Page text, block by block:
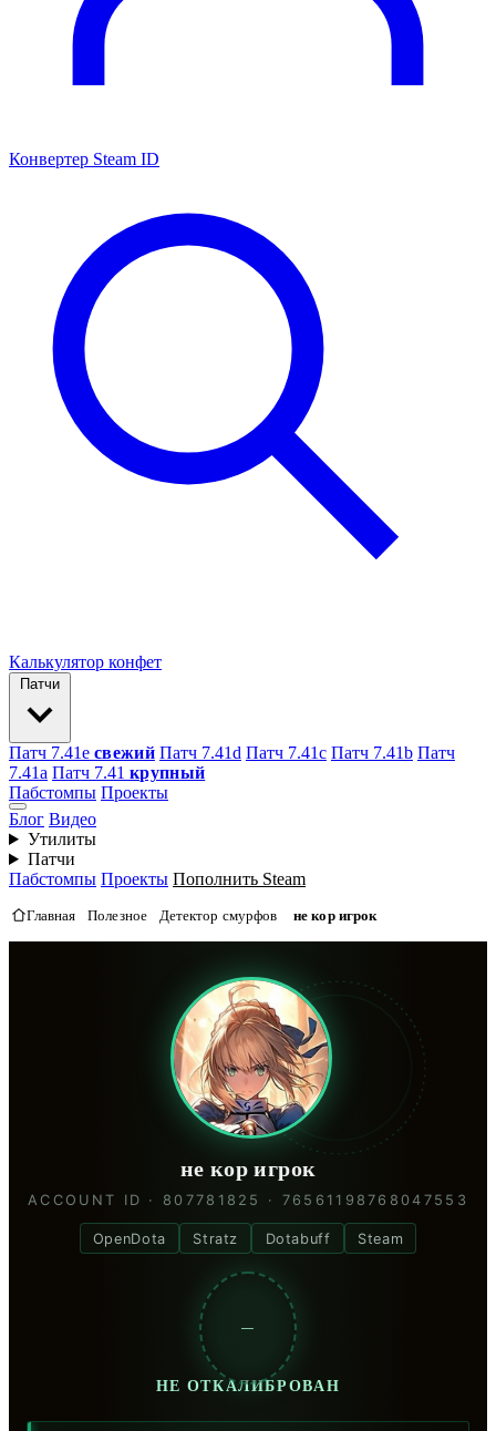
Конвертер Steam ID
Калькулятор конфет
Патчи
Патч 7.41e свежий Патч 7.41d Патч 7.41c Патч 7.41b Патч
7.41а Патч 7.41 крупный
Пабстомпы Проекты
Блог Видео
Утилиты
Патчи
Пабстомпы Проекты Пополнить Steam
Главная Полезное Детектор смурфов не кор игрок
не кор игрок
ACCOUNT ID · 807781825 · 76561198768047553
OpenDota Stratz Dotabuff Steam
—
НЕ ОТКАЛИБРОВАН